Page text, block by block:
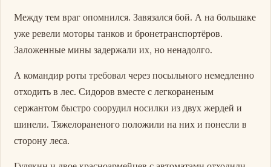
Между тем враг опомнился. Завязался бой. А на большаке
уже ревели моторы танков и бронетранспортёров.
Заложенные мины задержали их, но ненадолго.
А командир роты требовал через посыльного немедленно
отходить в лес. Сидоров вместе с легкораненым
сержантом быстро соорудил носилки из двух жердей и
шинели. Тяжелораненого положили на них и понесли в
сторону леса.